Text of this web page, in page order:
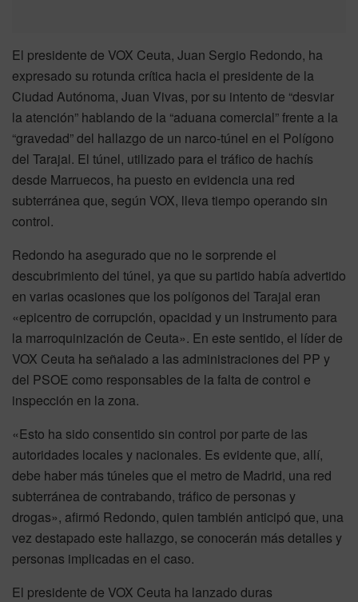
El presidente de VOX Ceuta, Juan Sergio Redondo, ha
expresado su rotunda crítica hacia el presidente de la
Ciudad Autónoma, Juan Vivas, por su intento de “desviar
la atención” hablando de la “aduana comercial” frente a la
“gravedad” del hallazgo de un narco-túnel en el Polígono
del Tarajal. El túnel, utilizado para el tráfico de hachís
desde Marruecos, ha puesto en evidencia una red
subterránea que, según VOX, lleva tiempo operando sin
control.
Redondo ha asegurado que no le sorprende el
descubrimiento del túnel, ya que su partido había advertido
en varias ocasiones que los polígonos del Tarajal eran
«epicentro de corrupción, opacidad y un instrumento para
la marroquinización de Ceuta». En este sentido, el líder de
VOX Ceuta ha señalado a las administraciones del PP y
del PSOE como responsables de la falta de control e
inspección en la zona.
«Esto ha sido consentido sin control por parte de las
autoridades locales y nacionales. Es evidente que, allí,
debe haber más túneles que el metro de Madrid, una red
subterránea de contrabando, tráfico de personas y
drogas», afirmó Redondo, quien también anticipó que, una
vez destapado este hallazgo, se conocerán más detalles y
personas implicadas en el caso.
El presidente de VOX Ceuta ha lanzado duras